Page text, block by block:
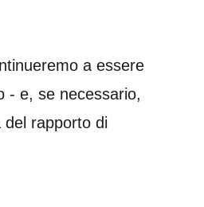
a essere
- e, se necessario,
rapporto di